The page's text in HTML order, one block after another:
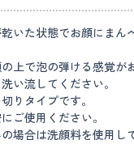
いた状態でお顔にまん
上で泡の弾ける感覚が
い流してください。
りタイプです。
ご使用ください。
場合は洗顔料を使用し